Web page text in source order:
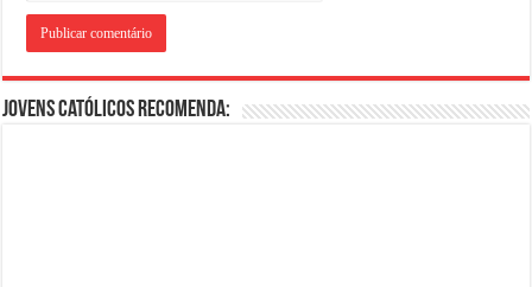
Jovens Católicos Recomenda: